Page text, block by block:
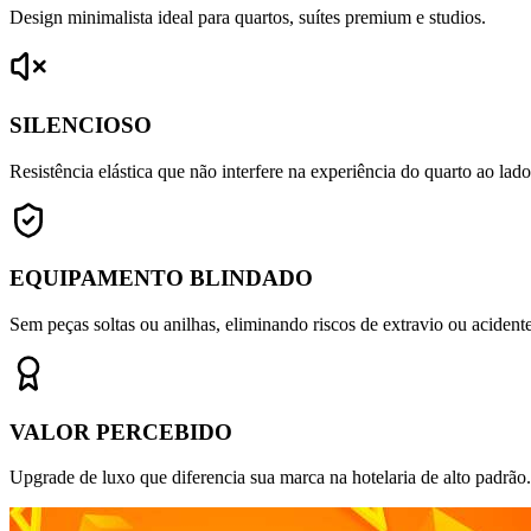
Design minimalista ideal para quartos, suítes premium e studios.
SILENCIOSO
Resistência elástica que não interfere na experiência do quarto ao
EQUIPAMENTO BLINDADO
Sem peças soltas ou anilhas, eliminando riscos de extravio ou
VALOR PERCEBIDO
Upgrade de luxo que diferencia sua marca na hotelaria de alto padrão.